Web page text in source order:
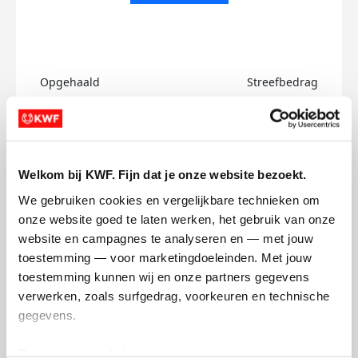
Welkom bij KWF. Fijn dat je onze website bezoekt.
We gebruiken cookies en vergelijkbare technieken om
onze website goed te laten werken, het gebruik van onze
website en campagnes te analyseren en — met jouw
toestemming — voor marketingdoeleinden. Met jouw
toestemming kunnen wij en onze partners gegevens
verwerken, zoals surfgedrag, voorkeuren en technische
gegevens.
Opgehaald Streefbedrag
Reuben's badges